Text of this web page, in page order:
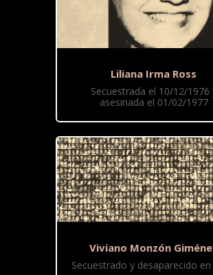
Liliana Irma Ross
Secuestrada el 10/12/1976
asesinada el 01/02/1977
Viviano Monzón
Secuestrado y desaparecido